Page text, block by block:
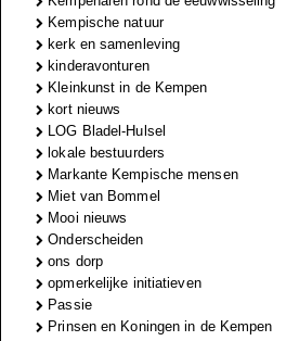
Kempische natuur
kerk en samenleving
kinderavonturen
Kleinkunst in de Kempen
kort nieuws
LOG Bladel-Hulsel
lokale bestuurders
Markante Kempische mensen
Miet van Bommel
Mooi nieuws
Onderscheiden
ons dorp
opmerkelijke initiatieven
Passie
Prinsen en Koningen in de Kempen